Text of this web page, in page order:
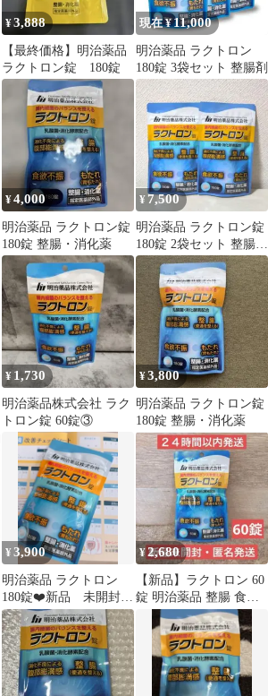
¥3,888
【最終価格】明治薬品
ラクトロン錠 180錠
現在 ¥11,000
明治薬品 ラクトロン
180錠 3袋セット 整腸剤
¥4,000
明治薬品 ラクトロン錠
180錠 整腸・消化薬
¥ 7,500
明治薬品 ラクトロン錠
180錠 2袋セット 整腸・
消化薬
¥ 1,730
明治薬品株式会社 ラク
トロン錠 60錠③
¥3,800
明治薬品 ラクトロン錠
180錠 整腸・消化薬
¥3,900
明治薬品 ラクトロン
180錠❤️新品 未開封❤️
⑩
¥2,680
【新品】ラクトロン 60
錠 明治薬品 整腸 食欲
不振 胃もたれ